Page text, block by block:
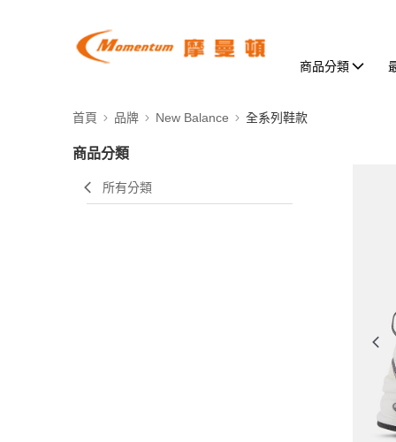
商品分類
首頁 品牌 New Balance 全系列鞋款
商品分類
所有分類